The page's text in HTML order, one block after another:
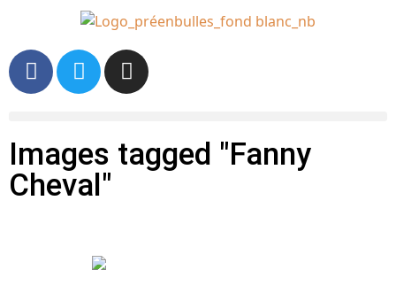
Images tagged "Fanny
Cheval"